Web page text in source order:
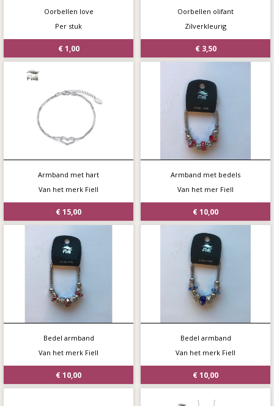
Oorbellen love
Per stuk
€ 1,00
Oorbellen olifant
Zilverkleurig
€ 3,50
Armband met hart
Van het merk Fiell
€ 15,00
Armband met bedels
Van het mer Fiell
€ 10,00
Bedel armband
Van het merk Fiell
€ 10,00
Bedel armband
Van het merk Fiell
€ 10,00